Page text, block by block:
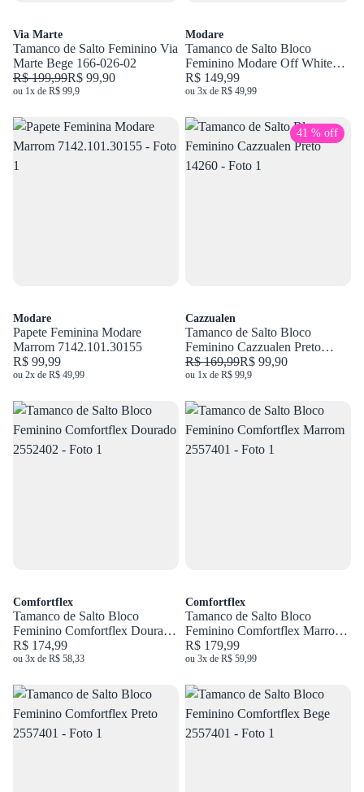
Via Marte
Tamanco de Salto Feminino Via
Marte Bege 166-026-02
R$ 199,99R$ 99,90
ou 1x de R$ 99,9
Modare
Tamanco de Salto Bloco
Feminino Modare Off White
7172.126.21736
R$ 149,99
ou 3x de R$ 49,99
Modare
Papete Feminina Modare
Marrom 7142.101.30155
R$ 99,99
ou 2x de R$ 49,99
41 % off
Cazzualen
Tamanco de Salto Bloco
Feminino Cazzualen Preto
14260
R$ 169,99R$ 99,90
ou 1x de R$ 99,9
Comfortflex
Tamanco de Salto Bloco
Feminino Comfortflex Dourado
2552402
R$ 174,99
ou 3x de R$ 58,33
Comfortflex
Tamanco de Salto Bloco
Feminino Comfortflex Marrom
2557401
R$ 179,99
ou 3x de R$ 59,99